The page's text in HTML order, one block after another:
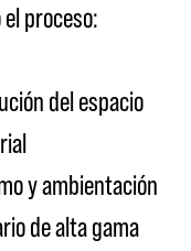
proceso:
del espacio
y ambientación
de alta gama